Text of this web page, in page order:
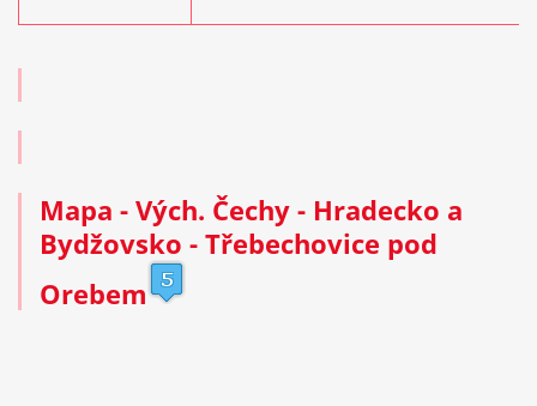
Mapa - Vých. Čechy - Hradecko a
Bydžovsko - Třebechovice pod
Orebem